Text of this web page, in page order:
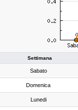
Settimana
Sabato
Domenica
Lunedi